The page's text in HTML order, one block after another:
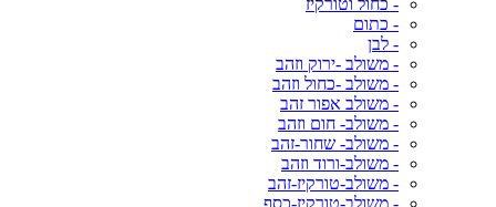
- כחול וטורקיז
- כתום
- לבן
- משולב -ירוק וזהב
- משולב -כחול וזהב
- משולב אפור זהב
- משולב- חום וזהב
- משולב- שחור-זהב
- משולב-ורוד וזהב
- משולב-טורקיז-זהב
- משולב-טורקיז-כסף